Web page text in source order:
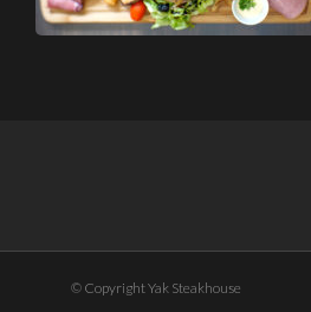
© Copyright Yak Steakhouse